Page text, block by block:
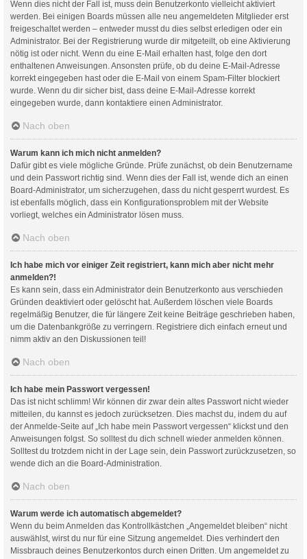
Wenn dies nicht der Fall ist, muss dein Benutzerkonto vielleicht aktiviert
werden. Bei einigen Boards müssen alle neu angemeldeten Mitglieder erst
freigeschaltet werden – entweder musst du dies selbst erledigen oder ein
Administrator. Bei der Registrierung wurde dir mitgeteilt, ob eine Aktivierung
nötig ist oder nicht. Wenn du eine E-Mail erhalten hast, folge den dort
enthaltenen Anweisungen. Ansonsten prüfe, ob du deine E-Mail-Adresse
korrekt eingegeben hast oder die E-Mail von einem Spam-Filter blockiert
wurde. Wenn du dir sicher bist, dass deine E-Mail-Adresse korrekt
eingegeben wurde, dann kontaktiere einen Administrator.
Nach oben
Warum kann ich mich nicht anmelden?
Dafür gibt es viele mögliche Gründe. Prüfe zunächst, ob dein Benutzername
und dein Passwort richtig sind. Wenn dies der Fall ist, wende dich an einen
Board-Administrator, um sicherzugehen, dass du nicht gesperrt wurdest. Es
ist ebenfalls möglich, dass ein Konfigurationsproblem mit der Website
vorliegt, welches ein Administrator lösen muss.
Nach oben
Ich habe mich vor einiger Zeit registriert, kann mich aber nicht mehr
anmelden?!
Es kann sein, dass ein Administrator dein Benutzerkonto aus verschieden
Gründen deaktiviert oder gelöscht hat. Außerdem löschen viele Boards
regelmäßig Benutzer, die für längere Zeit keine Beiträge geschrieben haben,
um die Datenbankgröße zu verringern. Registriere dich einfach erneut und
nimm aktiv an den Diskussionen teil!
Nach oben
Ich habe mein Passwort vergessen!
Das ist nicht schlimm! Wir können dir zwar dein altes Passwort nicht wieder
mitteilen, du kannst es jedoch zurücksetzen. Dies machst du, indem du auf
der Anmelde-Seite auf „Ich habe mein Passwort vergessen“ klickst und den
Anweisungen folgst. So solltest du dich schnell wieder anmelden können.
Solltest du trotzdem nicht in der Lage sein, dein Passwort zurückzusetzen, so
wende dich an die Board-Administration.
Nach oben
Warum werde ich automatisch abgemeldet?
Wenn du beim Anmelden das Kontrollkästchen „Angemeldet bleiben“ nicht
auswählst, wirst du nur für eine Sitzung angemeldet. Dies verhindert den
Missbrauch deines Benutzerkontos durch einen Dritten. Um angemeldet zu